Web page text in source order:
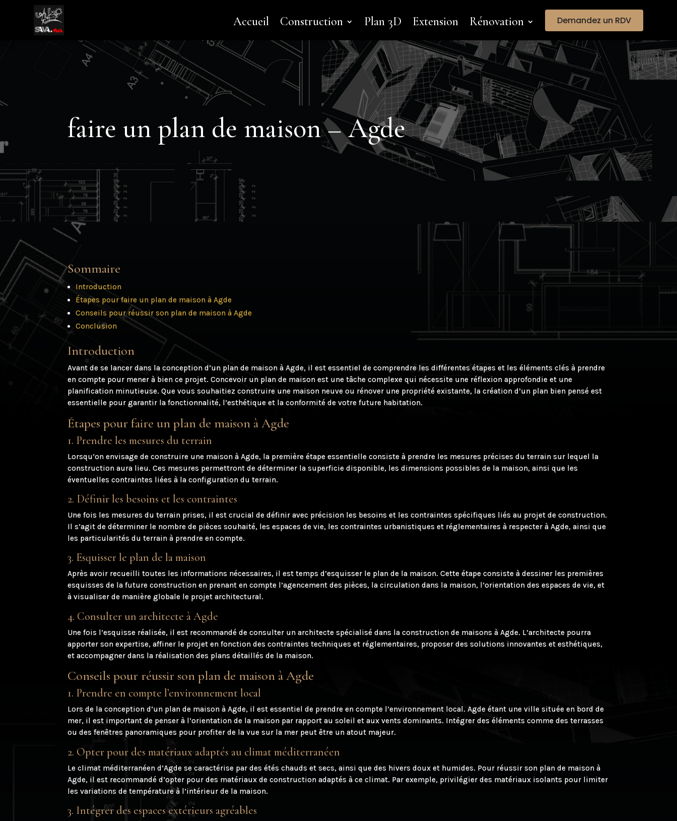
Accueil Construction Plan 3D Extension Rénovation Demandez un RDV
faire un plan de maison – Agde
Sommaire
Introduction
Étapes pour faire un plan de maison à Agde
Conseils pour réussir son plan de maison à Agde
Conclusion
Introduction
Avant de se lancer dans la conception d’un plan de maison à Agde, il est essentiel de comprendre les différentes étapes et les éléments clés à prendre
en compte pour mener à bien ce projet. Concevoir un plan de maison est une tâche complexe qui nécessite une réflexion approfondie et une
planification minutieuse. Que vous souhaitiez construire une maison neuve ou rénover une propriété existante, la création d’un plan bien pensé est
essentielle pour garantir la fonctionnalité, l’esthétique et la conformité de votre future habitation.
Étapes pour faire un plan de maison à Agde
1. Prendre les mesures du terrain
Lorsqu’on envisage de construire une maison à Agde, la première étape essentielle consiste à prendre les mesures précises du terrain sur lequel la
construction aura lieu. Ces mesures permettront de déterminer la superficie disponible, les dimensions possibles de la maison, ainsi que les
éventuelles contraintes liées à la configuration du terrain.
2. Définir les besoins et les contraintes
Une fois les mesures du terrain prises, il est crucial de définir avec précision les besoins et les contraintes spécifiques liés au projet de construction.
Il s’agit de déterminer le nombre de pièces souhaité, les espaces de vie, les contraintes urbanistiques et réglementaires à respecter à Agde, ainsi que
les particularités du terrain à prendre en compte.
3. Esquisser le plan de la maison
Après avoir recueilli toutes les informations nécessaires, il est temps d’esquisser le plan de la maison. Cette étape consiste à dessiner les premières
esquisses de la future construction en prenant en compte l’agencement des pièces, la circulation dans la maison, l’orientation des espaces de vie, et
à visualiser de manière globale le projet architectural.
4. Consulter un architecte à Agde
Une fois l’esquisse réalisée, il est recommandé de consulter un architecte spécialisé dans la construction de maisons à Agde. L’architecte pourra
apporter son expertise, affiner le projet en fonction des contraintes techniques et réglementaires, proposer des solutions innovantes et esthétiques,
et accompagner dans la réalisation des plans détaillés de la maison.
Conseils pour réussir son plan de maison à Agde
1. Prendre en compte l’environnement local
Lors de la conception d’un plan de maison à Agde, il est essentiel de prendre en compte l’environnement local. Agde étant une ville située en bord de
mer, il est important de penser à l’orientation de la maison par rapport au soleil et aux vents dominants. Intégrer des éléments comme des terrasses
ou des fenêtres panoramiques pour profiter de la vue sur la mer peut être un atout majeur.
2. Opter pour des matériaux adaptés au climat méditerranéen
Le climat méditerranéen d’Agde se caractérise par des étés chauds et secs, ainsi que des hivers doux et humides. Pour réussir son plan de maison à
Agde, il est recommandé d’opter pour des matériaux de construction adaptés à ce climat. Par exemple, privilégier des matériaux isolants pour limiter
les variations de température à l’intérieur de la maison.
3. Intégrer des espaces extérieurs agréables